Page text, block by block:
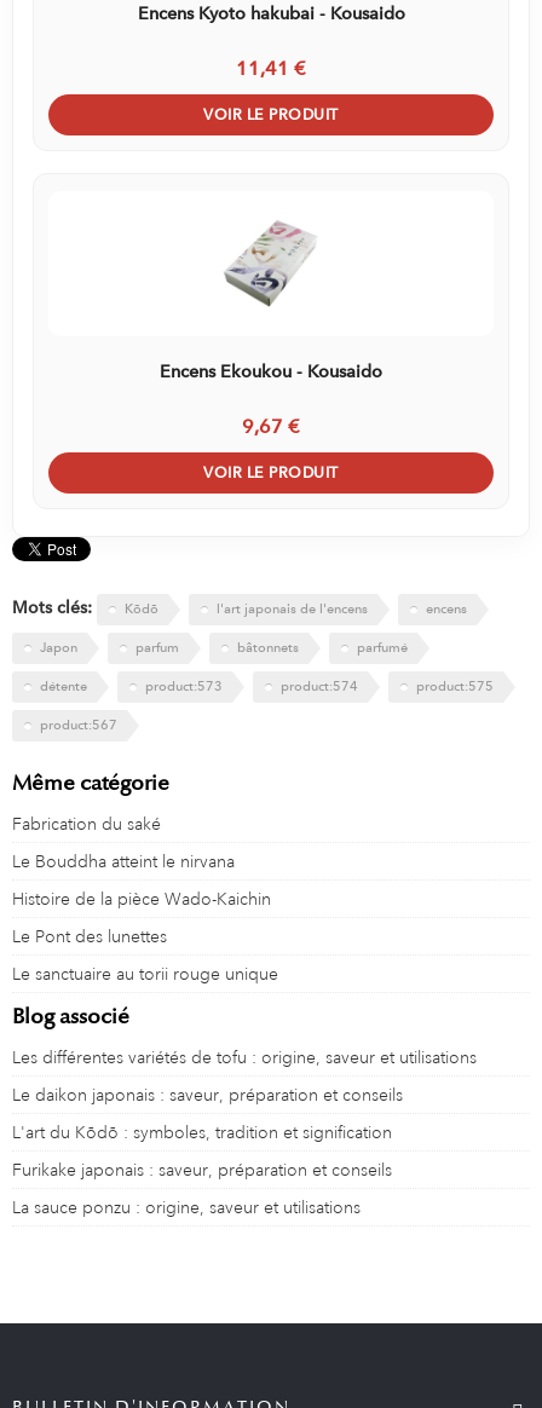
Encens Kyoto hakubai - Kousaido
11,41 €
VOIR LE PRODUIT
Encens Ekoukou - Kousaido
9,67 €
VOIR LE PRODUIT
Mots clés: Kōdō l'art japonais de l'encens encens
Japon parfum bâtonnets parfumé
détente product:573 product:574 product:575
product:567
Même catégorie
Fabrication du saké
Le Bouddha atteint le nirvana
Histoire de la pièce Wado-Kaichin
Le Pont des lunettes
Le sanctuaire au torii rouge unique
Blog associé
Les différentes variétés de tofu : origine, saveur et utilisations
Le daikon japonais : saveur, préparation et conseils
L'art du Kōdō : symboles, tradition et signification
Furikake japonais : saveur, préparation et conseils
La sauce ponzu : origine, saveur et utilisations